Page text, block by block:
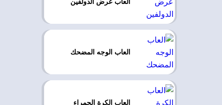
العاب الوجه المضحك
العاب الكرة الحمراء